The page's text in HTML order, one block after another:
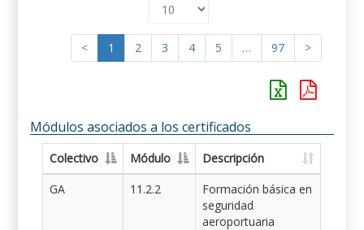
< 1 2 3 4 5 … 97 >
Módulos asociados a los certificados
Colectivo Módulo
Descripción
GA
11.2.2
Formación básica en
seguridad
aeroportuaria